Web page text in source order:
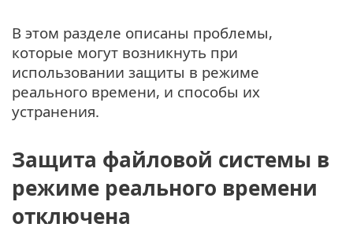
В этом разделе описаны проблемы,
которые могут возникнуть при
использовании защиты в режиме
реального времени, и способы их
устранения.
Защита файловой системы в
режиме реального времени
отключена